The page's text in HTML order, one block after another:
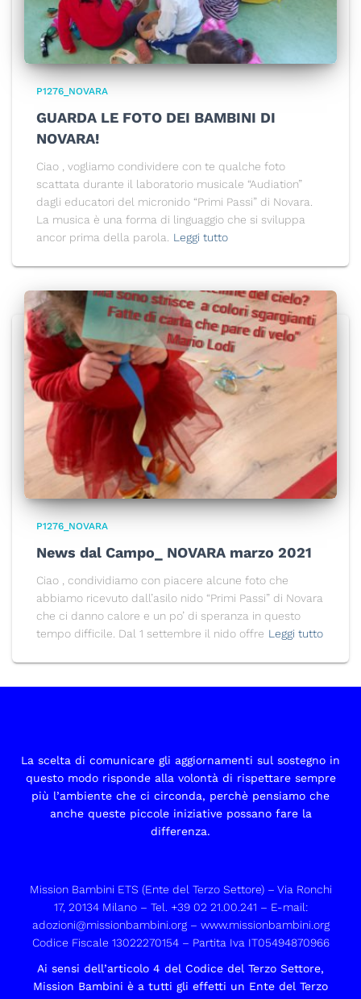
P1276_NOVARA
GUARDA LE FOTO DEI BAMBINI DI
NOVARA!
Ciao , vogliamo condividere con te qualche foto
scattata durante il laboratorio musicale “Audiation”
dagli educatori del micronido “Primi Passi” di Novara.
La musica è una forma di linguaggio che si sviluppa
ancor prima della parola.
Leggi tutto
P1276_NOVARA
News dal Campo_ NOVARA marzo 2021
Ciao , condividiamo con piacere alcune foto che
abbiamo ricevuto dall’asilo nido “Primi Passi” di Novara
che ci danno calore e un po’ di speranza in questo
tempo difficile. Dal 1 settembre il nido offre Leggi tutto
La scelta di comunicare gli aggiornamenti sul sostegno in
questo modo risponde alla volontà di rispettare sempre
più l’ambiente che ci circonda, perchè pensiamo che
anche queste piccole iniziative possano fare la
differenza.
Mission Bambini ETS (Ente del Terzo Settore) – Via Ronchi
17, 20134 Milano – Tel. +39 02 21.00.241 – E-mail:
adozioni@missionbambini.org– www.missionbambini.org
Codice Fiscale 13022270154 – Partita Iva IT05494870966
Ai sensi dell’articolo 4 del Codice del Terzo Settore,
Mission Bambini è a tutti gli effetti un Ente del Terzo